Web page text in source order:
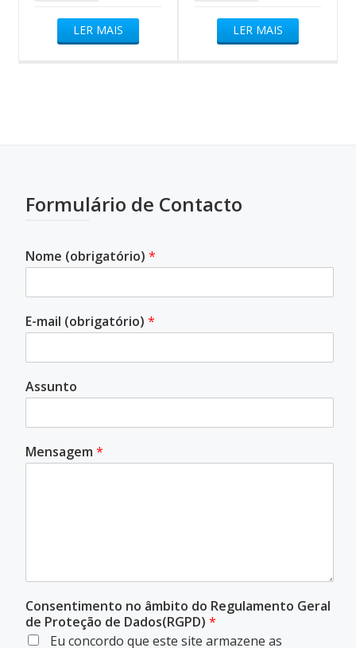
LER MAIS LER MAIS
Formulário de Contacto
Nome (obrigatório) *
E-mail (obrigatório) *
Assunto
Mensagem *
Consentimento no âmbito do Regulamento Geral
de Proteção de Dados(RGPD) *
Eu concordo que este site armazene as